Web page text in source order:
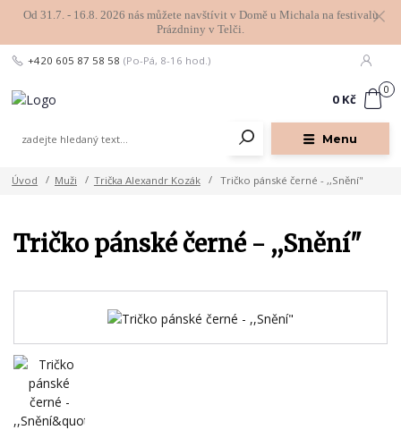
Od 31.7. - 16.8. 2026 nás můžete navštívit v Domě u Michala na festivalu
Prázdniny v Telči.
Menu
+420 605 87 58 58 (Po-Pá, 8-16 hod.)
0
0 Kč
Úvod Muži Trička Alexandr Kozák Tričko pánské černé - ,,Snění"
Tričko pánské černé - ,,Snění"